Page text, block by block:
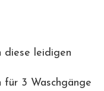
diese leidigen
für 3 Waschgänge